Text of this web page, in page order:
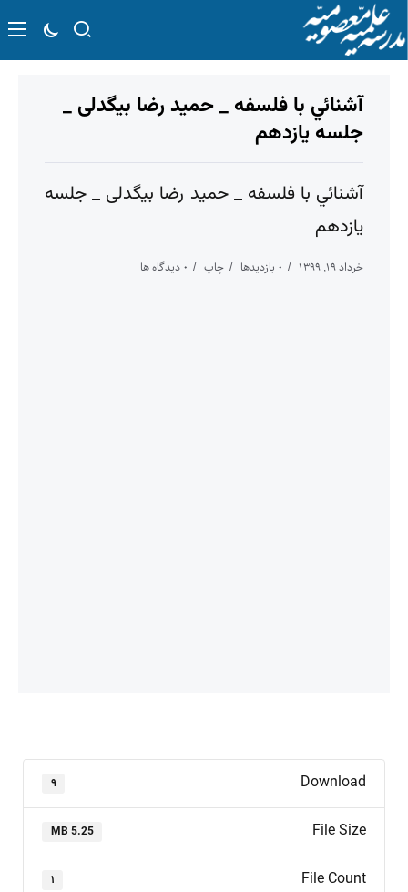
آشنائي با فلسفه _ حمید رضا بیگدلی _
جلسه یازدهم
آشنائي با فلسفه _ حمید رضا بیگدلی _ جلسه
یازدهم
خرداد ۱۹, ۱۳۹۹ ۰ بازدیدها چاپ ۰ دیدگاه ها
Download ۹
File Size
5.25 MB
File Count ۱